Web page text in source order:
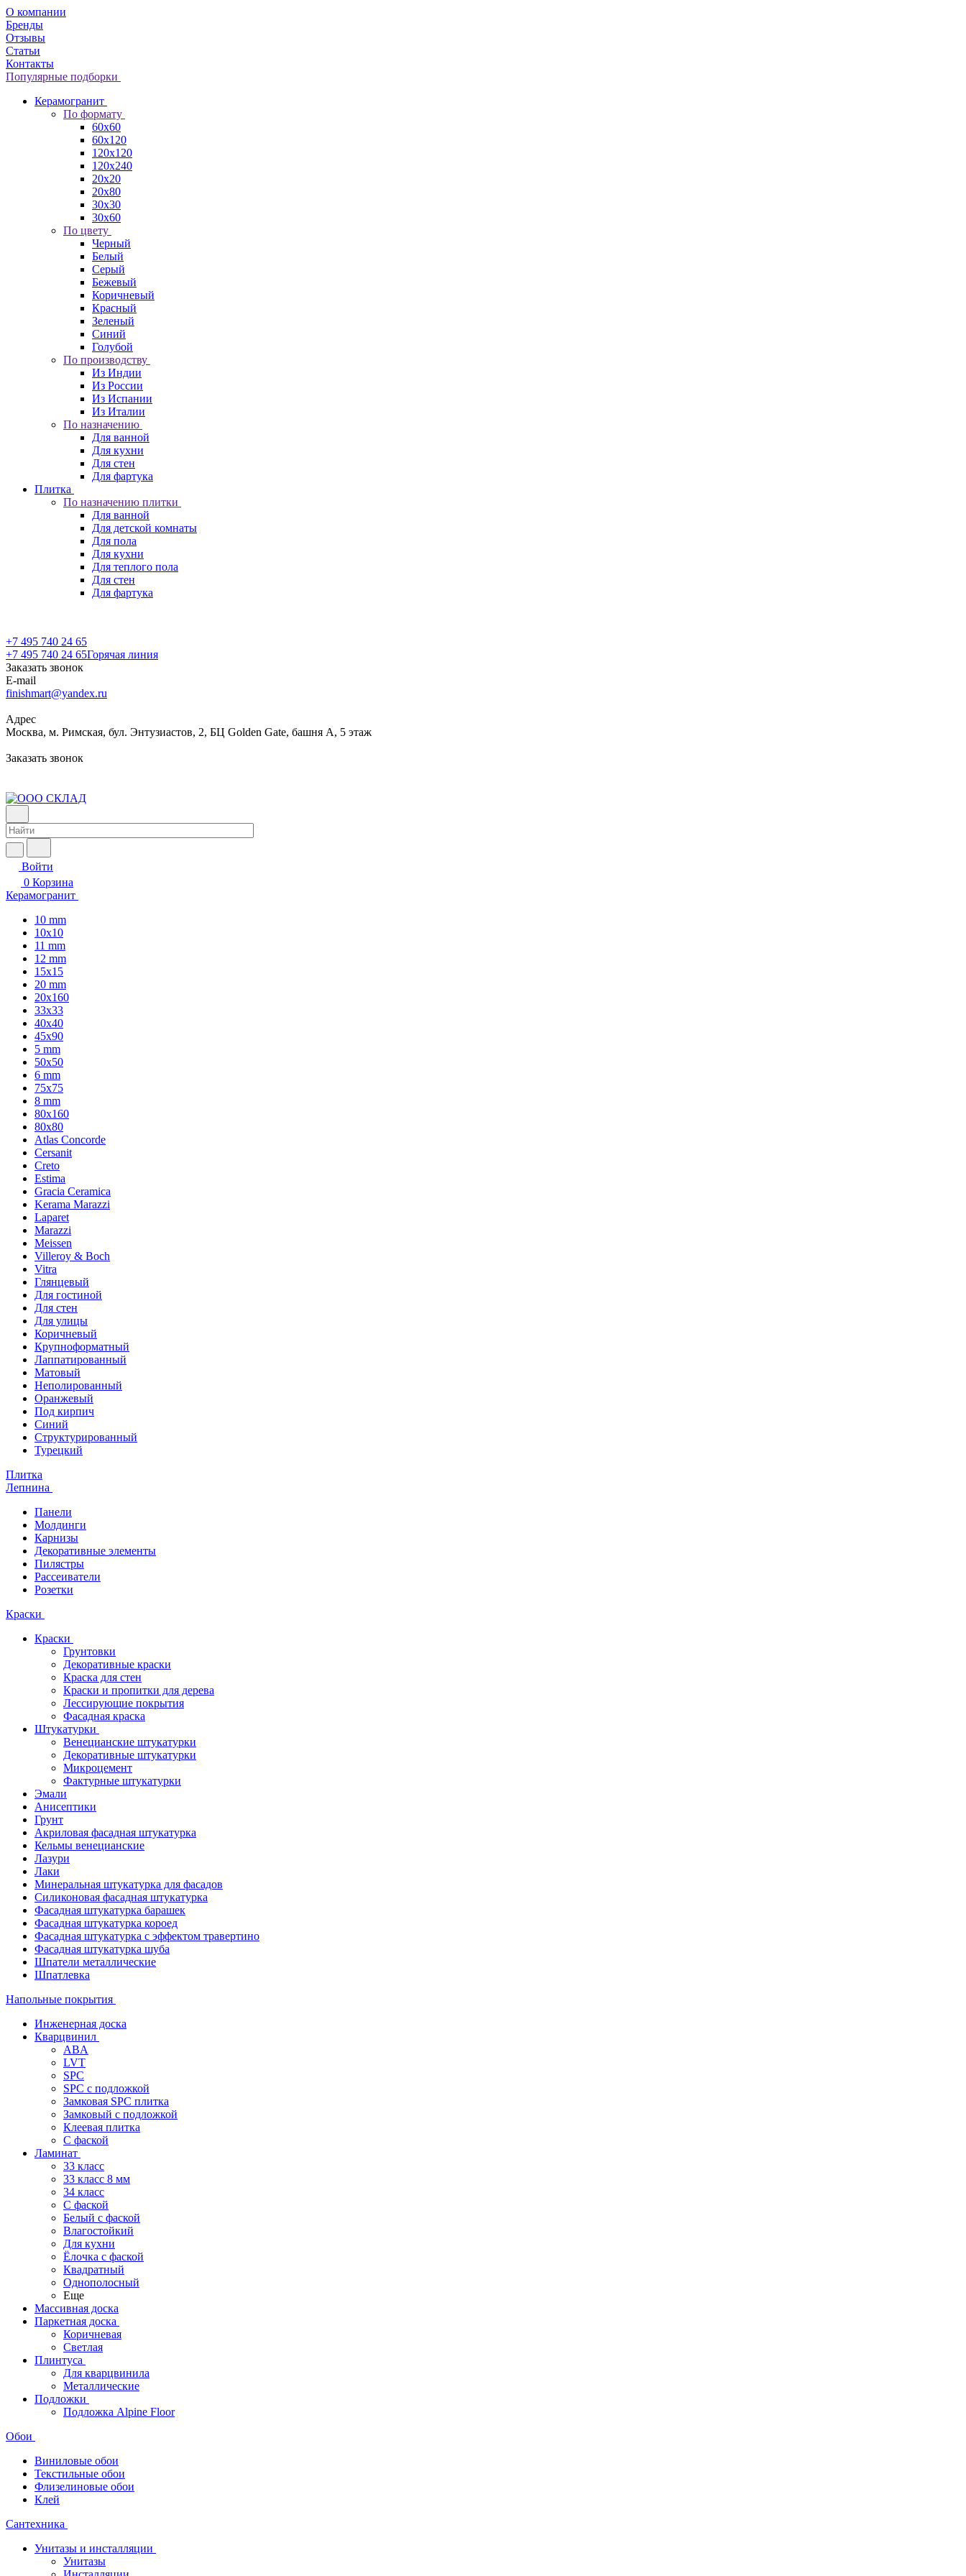
О компании
Бренды
Отзывы
Статьи
Контакты
Популярные подборки
Керамогранит
По формату
60x60
60x120
120x120
120x240
20x20
20x80
30x30
30x60
По цвету
Черный
Белый
Серый
Бежевый
Коричневый
Красный
Зеленый
Синий
Голубой
По производству
Из Индии
Из России
Из Испании
Из Италии
По назначению
Для ванной
Для кухни
Для стен
Для фартука
Плитка
По назначению плитки
Для ванной
Для детской комнаты
Для пола
Для кухни
Для теплого пола
Для стен
Для фартука
+7 495 740 24 65
+7 495 740 24 65Горячая линия
Заказать звонок
E-mail
finishmart@yandex.ru
Адрес
Москва, м. Римская, бул. Энтузиастов, 2, БЦ Golden Gate, башня А, 5 этаж
Заказать звонок
Войти
0 Корзина
Керамогранит
10 mm
10x10
11 mm
12 mm
15x15
20 mm
20х160
33x33
40х40
45x90
5 mm
50x50
6 mm
75х75
8 mm
80x160
80x80
Atlas Concorde
Cersanit
Creto
Estima
Gracia Ceramica
Kerama Marazzi
Laparet
Marazzi
Meissen
Villeroy & Boch
Vitra
Глянцевый
Для гостиной
Для стен
Для улицы
Коричневый
Крупноформатный
Лаппатированный
Матовый
Неполированный
Оранжевый
Под кирпич
Синий
Структурированный
Турецкий
Плитка
Лепнина
Панели
Молдинги
Карнизы
Декоративные элементы
Пилястры
Рассеиватели
Розетки
Краски
Краски
Грунтовки
Декоративные краски
Краска для стен
Краски и пропитки для дерева
Лессирующие покрытия
Фасадная краска
Штукатурки
Венецианские штукатурки
Декоративные штукатурки
Микроцемент
Фактурные штукатурки
Эмали
Анисептики
Грунт
Акриловая фасадная штукатурка
Кельмы венецианские
Лазури
Лаки
Минеральная штукатурка для фасадов
Силиконовая фасадная штукатурка
Фасадная штукатурка барашек
Фасадная штукатурка короед
Фасадная штукатурка с эффектом травертино
Фасадная штукатурка шуба
Шпатели металлические
Шпатлевка
Напольные покрытия
Инженерная доска
Кварцвинил
ABA
LVT
SPC
SPC с подложкой
Замковая SPC плитка
Замковый с подложкой
Клеевая плитка
С фаской
Ламинат
33 класс
33 класс 8 мм
34 класс
C фаской
Белый с фаской
Влагостойкий
Для кухни
Ёлочка с фаской
Квадратный
Однополосный
Еще
Массивная доска
Паркетная доска
Коричневая
Светлая
Плинтуса
Для кварцвинила
Металлические
Подложки
Подложка Alpine Floor
Обои
Виниловые обои
Текстильные обои
Флизелиновые обои
Клей
Сантехника
Унитазы и инсталляции
Унитазы